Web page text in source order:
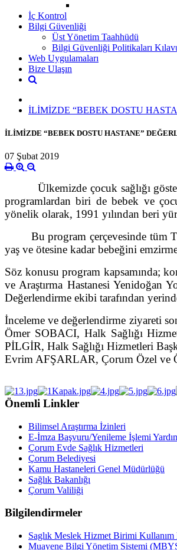
İç Kontrol
Bilgi Güvenliği
Üst Yönetim Taahhüdü
Bilgi Güvenliği Politikaları
Web Uygulamaları
Bize Ulaşın
İLİMİZDE “BEBEK DOSTU
İLİMİZDE “BEBEK DOSTU HASTANE”
07 Şubat 2019
Ülkemizde çocuk sağlığı
programlardan biri de bebek ve
yönelik olarak, 1991 yılından beri
Bu program çerçevesinde tüm
yaş ve ötesine kadar bebeğini
Söz konusu program kapsamında;
ve Araştırma Hastanesi Yenidoğan
Değerlendirme ekibi tarafından
İnceleme ve değerlendirme ziyareti
Ömer SOBACI, Halk Sağlığı
PİLGİR, Halk Sağlığı Hizmetleri
Evrim AFŞARLAR, Çorum Özel ve
Önemli Linkler
Bilimsel Araştırma İzinleri
E-İmza Başvuru/Yenileme İşlemi
Çorum Evde Sağlık Hizmetleri
Çorum Belediyesi
Kamu Hastaneleri Genel Müdürlüğü
Sağlık Bakanlığı
Çorum Valiliği
Bilgilendirmeler
Saglık Meslek Hizmet Birimi Kullanım
Muayene Bilgi Yönetim Sistemi